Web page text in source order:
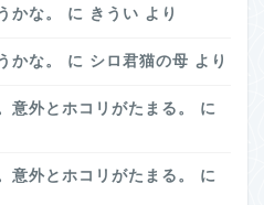
かな。 に きうい より
かな。 に シロ君猫の母 より
意外とホコリがたまる。
に
意外とホコリがたまる。
に